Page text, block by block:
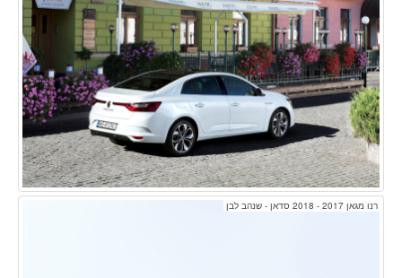
רנו מגאן 2017 - 2018 סדאן - שנהב לבן